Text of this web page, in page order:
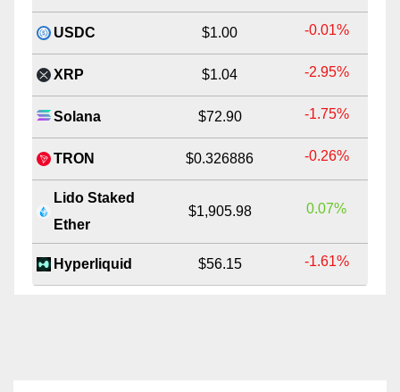
USDC $1.00 -0.01%
XRP $1.04 -2.95%
Solana $72.90 -1.75%
TRON $0.326886 -0.26%
Lido Staked
Ether
$1,905.98 0.07%
Hyperliquid $56.15 -1.61%